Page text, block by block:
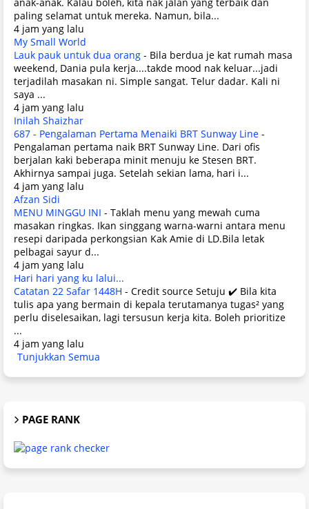
paling selamat untuk mereka. Namun, bila...
4 jam yang lalu
My Small World
Lauk pauk untuk dua orang - Bila berdua je kat rumah masa
weekend, Dania pula kerja....takde mood nak keluar...jadi
terjadilah masakan ni. Simple sangat. Telur dadar. Kali ni
saya ...
4 jam yang lalu
Inilah Shaizhar
687 - Pengalaman Pertama Menaiki BRT Sunway Line -
Pengalaman pertama naik BRT Sunway Line. Dari ofis
berjalan kaki beberapa minit menuju ke Stesen BRT.
Akhirnya sampai juga. Setelah sekian lama, hari i...
4 jam yang lalu
Afzan Sidi
MENU MINGGU INI - Taklah menu yang mewah cuma
masakan ringkas. Ikan singgang warna-warni antara menu
resepi daripada perkongsian Kak Amie di LD.Bila letak
pelbagai sayur d...
4 jam yang lalu
Hari hari yang ku lalui...
Catatan 22 Safar 1448H - Credit source Setuju ✔️ Bila kita
tulis apa yang bermain di kepala terutamanya tugas² yang
perlu diselesaikan, lagi tersusun kerja kita. Boleh prioritize
...
4 jam yang lalu
Tunjukkan Semua
PAGE RANK